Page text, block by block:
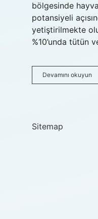
bölgesinde
potansiyeli
yetiştirilmekte
%10’unda tütün
Devamını okuyun
Sitemap